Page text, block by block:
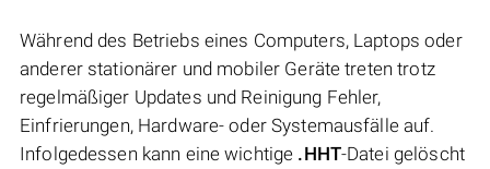
Während des Betriebs eines Computers, Laptops oder
anderer stationärer und mobiler Geräte treten trotz
regelmäßiger Updates und Reinigung Fehler,
Einfrierungen, Hardware- oder Systemausfälle auf.
Infolgedessen kann eine wichtige .HHT-Datei gelöscht